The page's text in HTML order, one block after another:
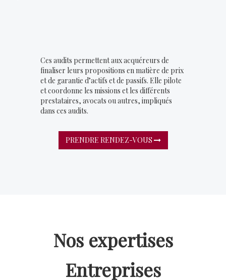
Ces audits permettent aux acquéreurs de
finaliser leurs propositions en matière de prix
et de garantie d’actifs et de passifs. Elle pilote
et coordonne les missions et les différents
prestataires, avocats ou autres, impliqués
dans ces audits.
PRENDRE RENDEZ-VOUS
Nos expertises
Entreprises